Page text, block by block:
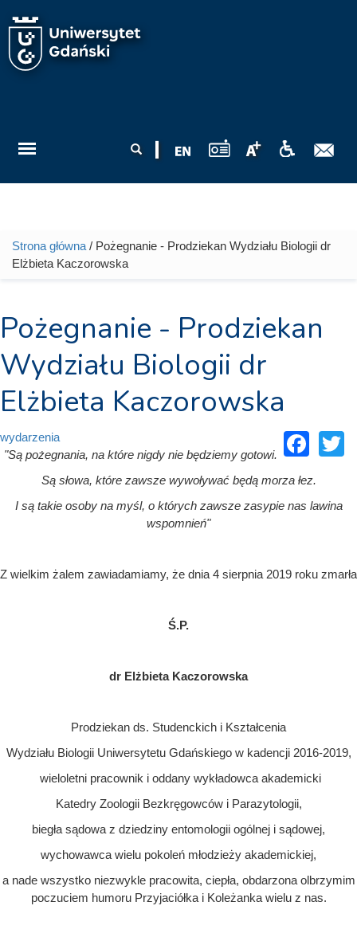
wyszukiwania
Jesteś tutaj
Strona główna / Pożegnanie - Prodziekan Wydziału Biologii dr
Elżbieta Kaczorowska
Pożegnanie - Prodziekan
Wydziału Biologii dr
Elżbieta Kaczorowska
wydarzenia
"Są pożegnania, na które nigdy nie będziemy gotowi.
Są słowa, które zawsze wywoływać będą morza łez.
I są takie osoby na myśl, o których zawsze zasypie nas lawina
wspomnień"
Z wielkim żalem zawiadamiamy, że dnia 4 sierpnia 2019 roku zmarła
Ś.P.​
dr Elżbieta Kaczorowska
Prodziekan ds. Studenckich i Kształcenia
Wydziału Biologii Uniwersytetu Gdańskiego w kadencji 2016-2019,
wieloletni pracownik i oddany wykładowca akademicki
Katedry Zoologii Bezkręgowców i Parazytologii,
biegła sądowa z dziedziny entomologii ogólnej i sądowej,
wychowawca wielu pokoleń młodzieży akademickiej,
a nade wszystko niezwykle pracowita, ciepła, obdarzona olbrzymim
poczuciem humoru Przyjaciółka i Koleżanka wielu z nas.